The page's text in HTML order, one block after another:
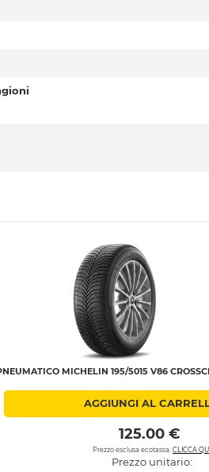
MICHELIN 195/5015 V86
AGGIUNGI AL
125.00 €
Prezzo esclusa ecotassa. CLICCA QUI
Prezzo unitario: